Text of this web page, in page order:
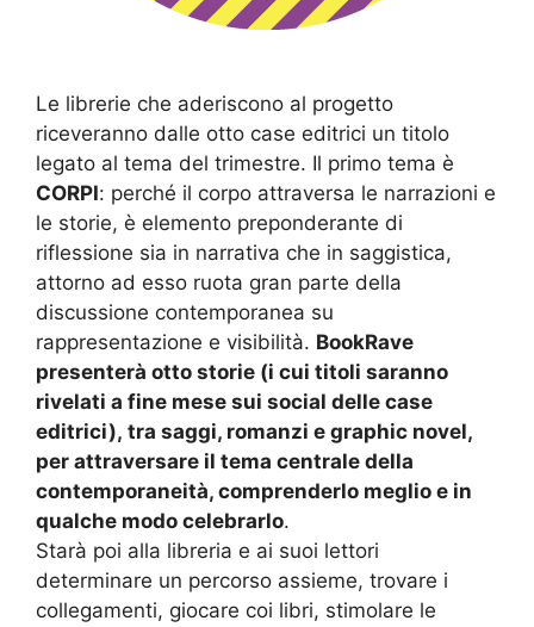
Le librerie che aderiscono al progetto
riceveranno dalle otto case editrici un titolo
legato al tema del trimestre. Il primo tema è
CORPI: perché il corpo attraversa le narrazioni e
le storie, è elemento preponderante di
riflessione sia in narrativa che in saggistica,
attorno ad esso ruota gran parte della
discussione contemporanea su
rappresentazione e visibilità. BookRave
presenterà otto storie (i cui titoli saranno
rivelati a fine mese sui social delle case
editrici), tra saggi, romanzi e graphic novel,
per attraversare il tema centrale della
contemporaneità, comprenderlo meglio e in
qualche modo celebrarlo.
Starà poi alla libreria e ai suoi lettori
determinare un percorso assieme, trovare i
collegamenti, giocare coi libri, stimolare le